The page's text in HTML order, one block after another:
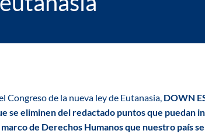
Congreso de la nueva ley de Eutanasia, DOWN
se eliminen del redactado puntos que puedan
de Derechos Humanos que nuestro país